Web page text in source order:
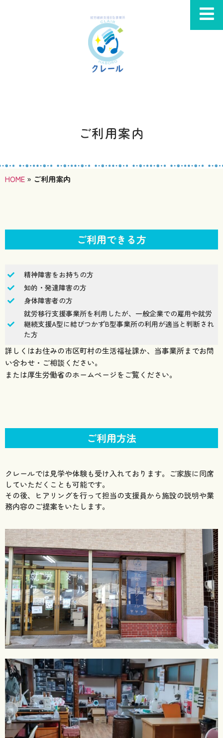
ご利用案内
HOME » ご利用案内
ご利用できる方
精神障害をお持ちの方
知的・発達障害の方
身体障害者の方
就労移行支援事業所を利用したが、一般企業での雇用や就労
継続支援A型に結びつかずB型事業所の利用が適当と判断され
た方
詳しくはお住みの市区町村の生活福祉課か、当事業所までお問
い合わせ・ご相談ください。
または厚生労働省のホームページをご覧ください。
ご利用方法
クレールでは見学や体験も受け入れております。ご家族に同席
していただくことも可能です。
その後、ヒアリングを行って担当の支援員から施設の説明や業
務内容のご提案をいたします。